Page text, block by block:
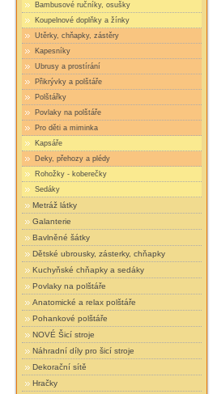
Bambusové ručníky, osušky
Koupelnové doplňky a žínky
Utěrky, chňapky, zástěry
Kapesníky
Ubrusy a prostírání
Přikrývky a polštáře
Polštářky
Povlaky na polštáře
Pro děti a miminka
Kapsáře
Deky, přehozy a plédy
Rohožky - koberečky
Sedáky
Metráž látky
Galanterie
Bavlněné šátky
Dětské ubrousky, zásterky, chňapky
Kuchyňské chňapky a sedáky
Povlaky na polštáře
Anatomické a relax polštáře
Pohankové polštáře
NOVÉ Šicí stroje
Náhradní díly pro šicí stroje
Dekorační sítě
Hračky